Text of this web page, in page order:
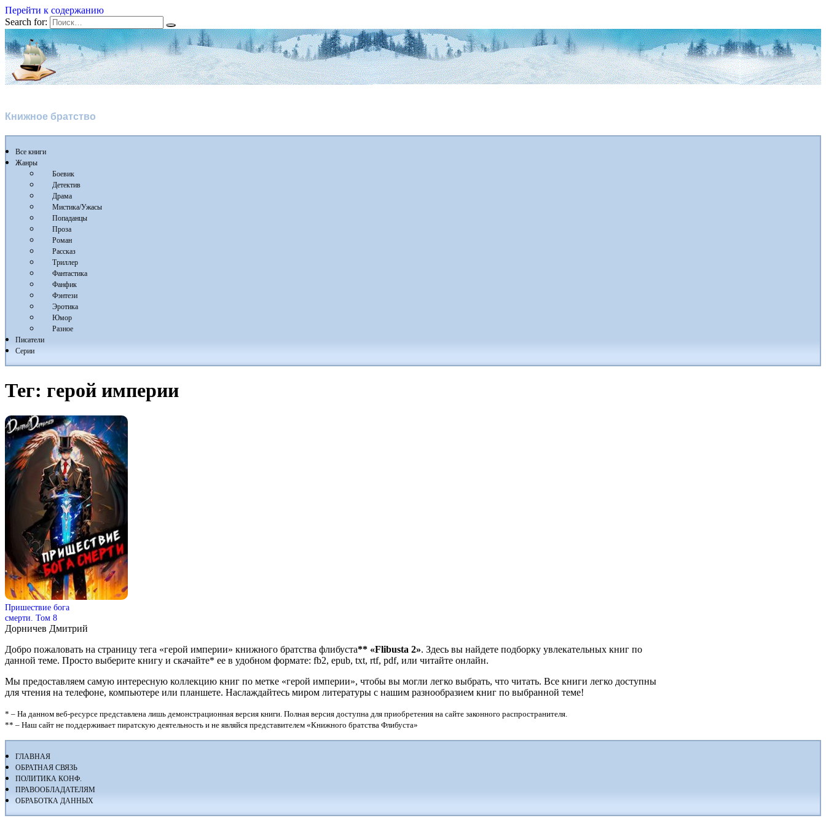
Перейти к содержанию
Search for:
Книжное братство
Все книги
Жанры
Боевик
Детектив
Драма
Мистика/Ужасы
Попаданцы
Проза
Роман
Рассказ
Триллер
Фантастика
Фанфик
Фэнтези
Эротика
Юмор
Разное
Писатели
Серии
Тег: герой империи
Пришествие бога
смерти. Том 8
Дорничев Дмитрий
Добро пожаловать на страницу тега «герой империи» книжного братства флибуста** «Flibusta 2». Здесь вы найдете подборку увлекательных книг по
данной теме. Просто выберите книгу и скачайте* ее в удобном формате: fb2, epub, txt, rtf, pdf, или читайте онлайн.
Мы предоставляем самую интересную коллекцию книг по метке «герой империи», чтобы вы могли легко выбрать, что читать. Все книги легко доступны
для чтения на телефоне, компьютере или планшете. Наслаждайтесь миром литературы с нашим разнообразием книг по выбранной теме!
* – На данном веб-ресурсе представлена лишь демонстрационная версия книги. Полная версия доступна для приобретения на сайте законного распространителя.
** – Наш сайт не поддерживает пиратскую деятельность и не являйся представителем «Книжного братства Флибуста»
ГЛАВНАЯ
ОБРАТНАЯ СВЯЗЬ
ПОЛИТИКА КОНФ.
ПРАВООБЛАДАТЕЛЯМ
ОБРАБОТКА ДАННЫХ